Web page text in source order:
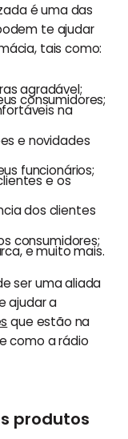
é uma das
te ajudar
tais como:
agradável;
consumidores;
na
e novidades
funcionários;
e os
dos clientes
consumidores;
e muito mais.
ser uma aliada
ajudar a
que estão na
como a rádio
produtos